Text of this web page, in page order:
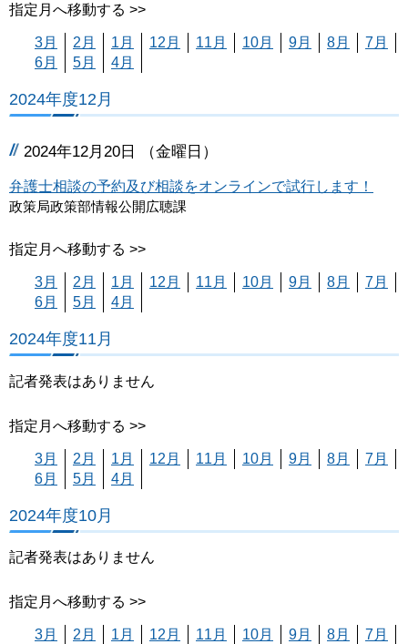
指定月へ移動する >>
3月 2月 1月 12月 11月 10月 9月 8月
7月
6月
5月 4月
2024年度12月
2024年12月20日 （金曜日）
弁護士相談の予約及び相談をオンラインで試行します！
政策局政策部情報公開広聴課
指定月へ移動する >>
3月 2月 1月 12月 11月 10月 9月 8月
7月
6月
5月 4月
2024年度11月
記者発表はありません
指定月へ移動する >>
3月 2月 1月 12月 11月 10月 9月 8月
7月
6月
5月 4月
2024年度10月
記者発表はありません
指定月へ移動する >>
3月 2月 1月 12月 11月 10月 9月 8月
7月